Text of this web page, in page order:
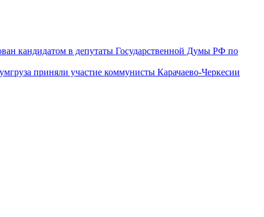
кандидатом в депутаты Государственной Думы РФ по
приняли участие коммунисты Карачаево-Черкесии